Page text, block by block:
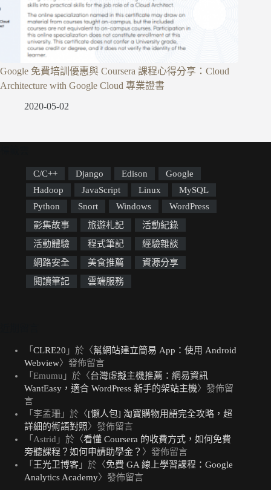
Google 免費培訓優惠與 Coursera 課程心得分享：Cloud
Architecture with Google Cloud 專業證書
2020-05-02
C/C++ Django Edison
Google
Hadoop
JavaScript Linux
MySQL
Python
Snort Windows
WordPress
影集故事
旅遊札記
活動紀錄
活動體驗
程式筆記
經驗雜談
網路安全
美食推薦
資源分享
閱讀筆記
雲端服務
「 CLRE20 」於〈幫網站建立簡易 App：使用 Android
Webview〉發佈留言
「 Emumu 」於〈台灣虛擬主機推薦：網易資訊
WantEasy，適合 WordPress 新手的架站主機〉發佈留
言
「 李孟珊 」於〈[懶人包] 淘寶購物用語完全攻略，超
詳細的術語對照〉發佈留言
「 Astrid 」於〈看懂 Coursera 的收費方式，如何免費
旁聽課程？如何申請助學金？ 〉發佈留言
「 王光卫博客 」於〈免費 GA 線上學習課程：Google
Analytics Academy〉發佈留言